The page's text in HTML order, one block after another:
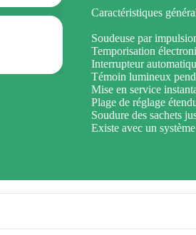
Caractéristiques
Soudeuse par
Temporisation
Interrupteur
Témoin lumineux
Mise en service
Plage de réglage
Soudure des sachets
Existe avec un